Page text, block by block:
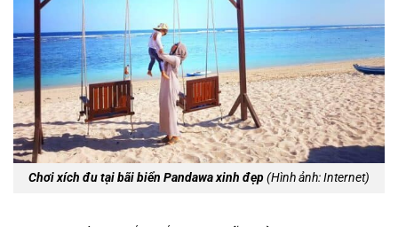
Chơi xích đu tại bãi biển Pandawa xinh đẹp(Hình ảnh: Internet)